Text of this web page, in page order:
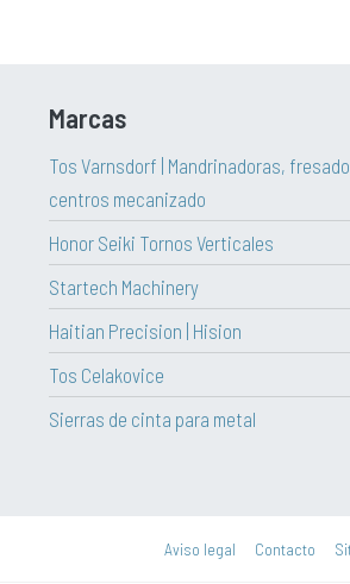
Marcas
Tos Varnsdorf | Mandrinadoras,
centros mecanizado
Honor Seiki Tornos Verticales
Startech Machinery
Haitian Precision | Hision
Tos Celakovice
Sierras de cinta para metal
Aviso legal Contacto